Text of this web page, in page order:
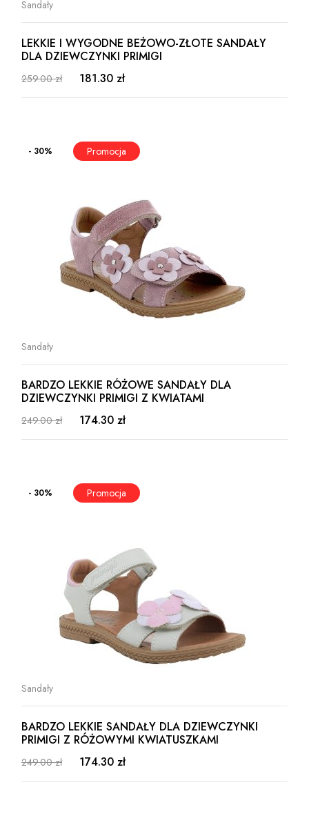
Sandały
LEKKIE I WYGODNE BEŻOWO-ZŁOTE SANDAŁY
DLA DZIEWCZYNKI PRIMIGI
259.00 zł 181.30 zł
- 30%
Sandały
BARDZO LEKKIE RÓŻOWE SANDAŁY DLA
DZIEWCZYNKI PRIMIGI Z KWIATAMI
249.00 zł 174.30 zł
- 30%
Sandały
BARDZO LEKKIE SANDAŁY DLA DZIEWCZYNKI
PRIMIGI Z RÓŻOWYMI KWIATUSZKAMI
249.00 zł 174.30 zł